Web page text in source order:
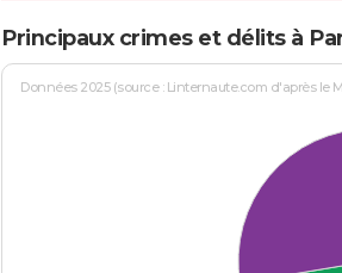
Principaux crimes et délits à
Données 2025 (source : Linternaute.com d'après le